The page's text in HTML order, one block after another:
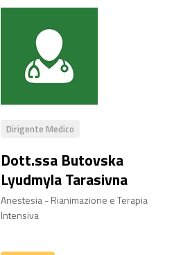
Dirigente Medico
Dott.ssa Butovska
Lyudmyla Tarasivna
Anestesia - Rianimazione e Terapia
Intensiva